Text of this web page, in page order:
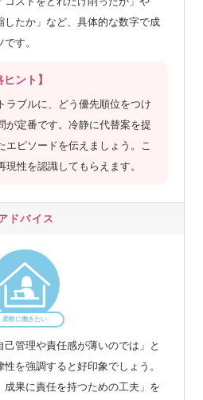
したか」など、具体的な数字で成
す。
ント】
ラブルに、どう優先順位をつけ
が定番です。冷静に代替案を提
エピソードを伝えましょう。こ
性を認識してもらえます。
ドバイス
柔軟に働きたい
己管理や責任感が薄いのでは」と
を強調すると好印象でしょう。
成果に責任を持つための工夫」を